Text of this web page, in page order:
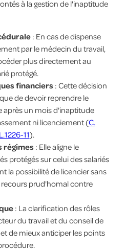
à la gestion de l'inaptitude
: En cas de dispense
par le médecin du travail,
plus directement au
protégé.
financiers : Cette décision
de devoir reprendre le
après un mois d'inaptitude
ni licenciement (C.
L.1226-11).
régimes : Elle aligne le
protégés sur celui des salariés
la possibilité de licencier sans
prud'homal contre
: La clarification des rôles
du travail et du conseil de
de mieux anticiper les points